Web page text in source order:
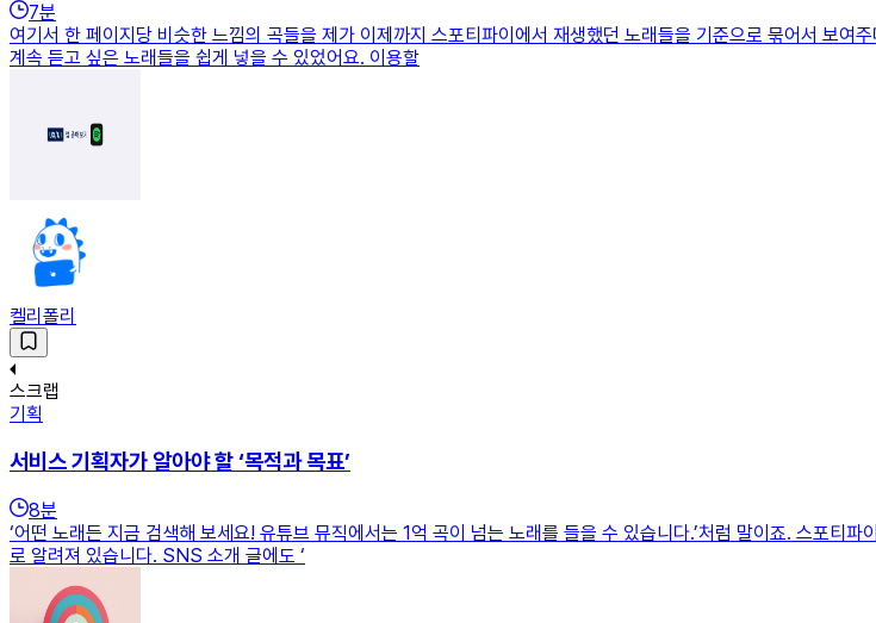
7분
여기서 한 페이지당 비슷한 느낌의 곡들을 제가 이제까지 스포티파이에서 재생했던 노래들을 기준으로 묶어서 보여
계속 듣고 싶은 노래들을 쉽게 넣을 수 있었어요. 이용할
켈리폴리
스크랩
기획
서비스 기획자가 알아야 할 ‘목적과 목표’
8분
‘어떤 노래든 지금 검색해 보세요! 유튜브 뮤직에서는 1억 곡이 넘는 노래를 들을 수 있습니다.’처럼 말이죠. 스포티
로 알려져 있습니다. SNS 소개 글에도 ‘